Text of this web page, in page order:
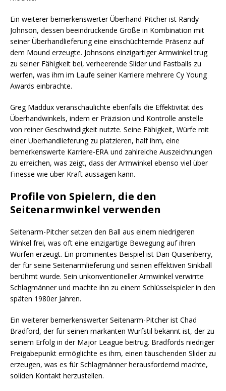
Ein weiterer bemerkenswerter Überhand-Pitcher ist Randy
Johnson, dessen beeindruckende Größe in Kombination mit
seiner Überhandlieferung eine einschüchternde Präsenz auf
dem Mound erzeugte. Johnsons einzigartiger Armwinkel trug
zu seiner Fähigkeit bei, verheerende Slider und Fastballs zu
werfen, was ihm im Laufe seiner Karriere mehrere Cy Young
Awards einbrachte.
Greg Maddux veranschaulichte ebenfalls die Effektivität des
Überhandwinkels, indem er Präzision und Kontrolle anstelle
von reiner Geschwindigkeit nutzte. Seine Fähigkeit, Würfe mit
einer Überhandlieferung zu platzieren, half ihm, eine
bemerkenswerte Karriere-ERA und zahlreiche Auszeichnungen
zu erreichen, was zeigt, dass der Armwinkel ebenso viel über
Finesse wie über Kraft aussagen kann.
Profile von Spielern, die den
Seitenarmwinkel verwenden
Seitenarm-Pitcher setzen den Ball aus einem niedrigeren
Winkel frei, was oft eine einzigartige Bewegung auf ihren
Würfen erzeugt. Ein prominentes Beispiel ist Dan Quisenberry,
der für seine Seitenarmlieferung und seinen effektiven Sinkball
berühmt wurde. Sein unkonventioneller Armwinkel verwirrte
Schlagmänner und machte ihn zu einem Schlüsselspieler in den
späten 1980er Jahren.
Ein weiterer bemerkenswerter Seitenarm-Pitcher ist Chad
Bradford, der für seinen markanten Wurfstil bekannt ist, der zu
seinem Erfolg in der Major League beitrug. Bradfords niedriger
Freigabepunkt ermöglichte es ihm, einen täuschenden Slider zu
erzeugen, was es für Schlagmänner herausfordernd machte,
soliden Kontakt herzustellen.